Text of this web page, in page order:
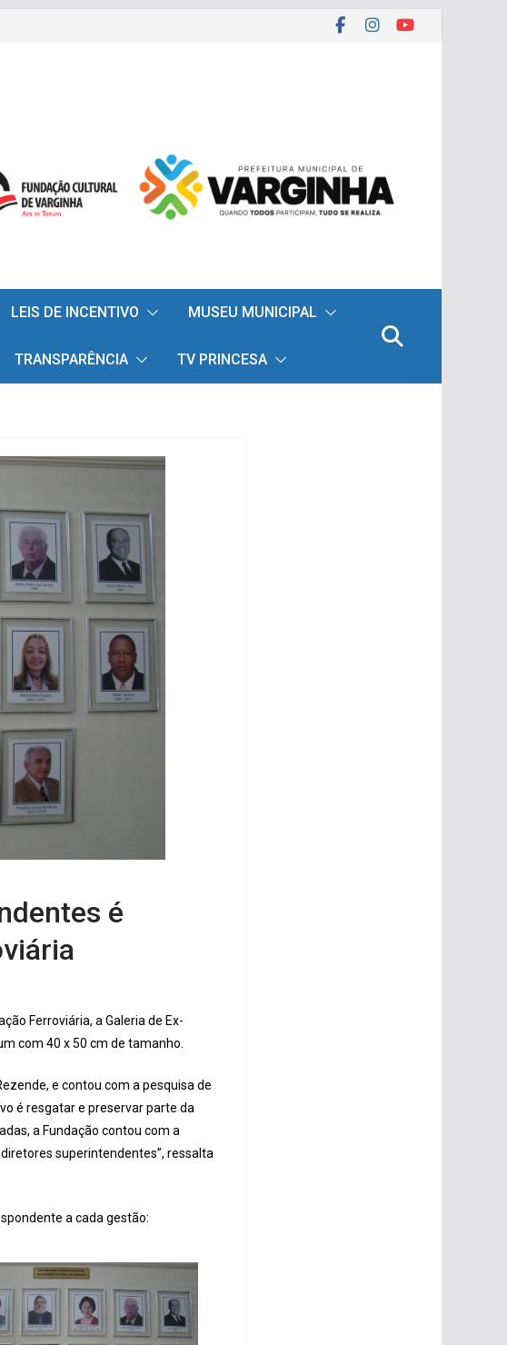
LEIS DE INCENTIVO MUSEU MUNICIPAL
TRANSPARÊNCIA TV PRINCESA
é
Ferroviária, a Galeria de Ex-
com 40 x 50 cm de tamanho.
e contou com a pesquisa de
é resgatar e preservar parte da
a Fundação contou com a
superintendentes”, ressalta
a cada gestão: